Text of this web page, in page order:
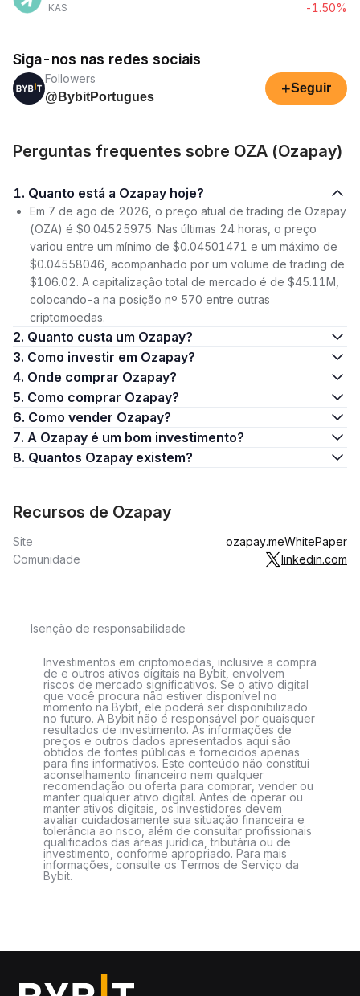
KAS
-1.50%
Siga-nos nas redes sociais
Followers
@BybitPortugues
+Seguir
Perguntas frequentes sobre OZA (Ozapay)
1. Quanto está a Ozapay hoje?
Em 7 de ago de 2026, o preço atual de trading de Ozapay
(OZA) é $0.04525975. Nas últimas 24 horas, o preço
variou entre um mínimo de $0.04501471 e um máximo de
$0.04558046, acompanhado por um volume de trading de
$106.02. A capitalização total de mercado é de $45.11M,
colocando-a na posição nº 570 entre outras
criptomoedas.
2. Quanto custa um Ozapay?
3. Como investir em Ozapay?
4. Onde comprar Ozapay?
5. Como comprar Ozapay?
6. Como vender Ozapay?
7. A Ozapay é um bom investimento?
8. Quantos Ozapay existem?
Recursos de Ozapay
Site ozapay.meWhitePaper
Comunidade
linkedin.com
Isenção de responsabilidade
Investimentos em criptomoedas, inclusive a compra
de e outros ativos digitais na Bybit, envolvem
riscos de mercado significativos. Se o ativo digital
que você procura não estiver disponível no
momento na Bybit, ele poderá ser disponibilizado
no futuro. A Bybit não é responsável por quaisquer
resultados de investimento. As informações de
preços e outros dados apresentados aqui são
obtidos de fontes públicas e fornecidos apenas
para fins informativos. Este conteúdo não constitui
aconselhamento financeiro nem qualquer
recomendação ou oferta para comprar, vender ou
manter qualquer ativo digital. Antes de operar ou
manter ativos digitais, os investidores devem
avaliar cuidadosamente sua situação financeira e
tolerância ao risco, além de consultar profissionais
qualificados das áreas jurídica, tributária ou de
investimento, conforme apropriado. Para mais
informações, consulte os Termos de Serviço da
Bybit.